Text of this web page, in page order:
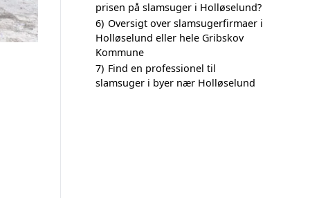
prisen på slamsuger i Holløselund?
6) Oversigt over slamsugerfirmaer i
Holløselund eller hele Gribskov
Kommune
7) Find en professionel til
slamsuger i byer nær Holløselund